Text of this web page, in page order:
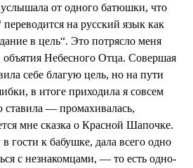
от одного батюшки, что
переводится на русский язык как
в цель“. Это потрясло меня
объятия Небесного Отца. Совершая
себе благую цель, но на пути
в итоге приходила я совсем
ставила — промахивалась,
мне сказка о Красной Шапочке.
гости к бабушке, дала всего одно
с незнакомцами, — то есть одно-